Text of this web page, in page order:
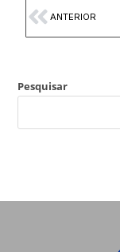
ANTERIOR
Pesquisar